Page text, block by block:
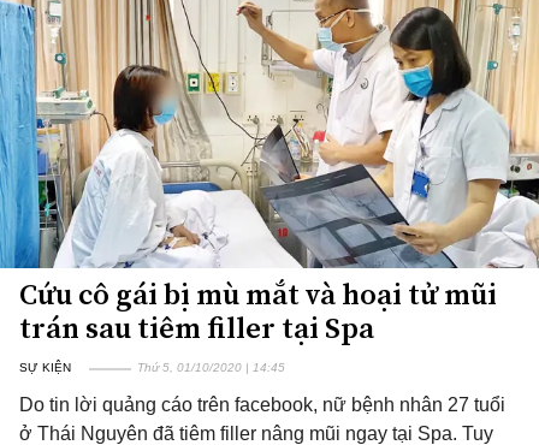
Cứu cô gái bị mù mắt và hoại tử mũi
trán sau tiêm filler tại Spa
SỰ KIỆN Thứ 5, 01/10/2020 | 14:45
Do tin lời quảng cáo trên facebook, nữ bệnh nhân 27 tuổi
ở Thái Nguyên đã tiêm filler nâng mũi ngay tại Spa. Tuy